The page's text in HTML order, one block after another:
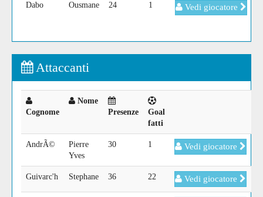
Dabo Ousmane 24 1 Vedi giocatore
Attaccanti
Cognome
Nome
Presenze
Goal
fatti
AndrÃ©
Pierre
Yves
30 1 Vedi giocatore
Guivarc'h Stephane 36 22 Vedi giocatore